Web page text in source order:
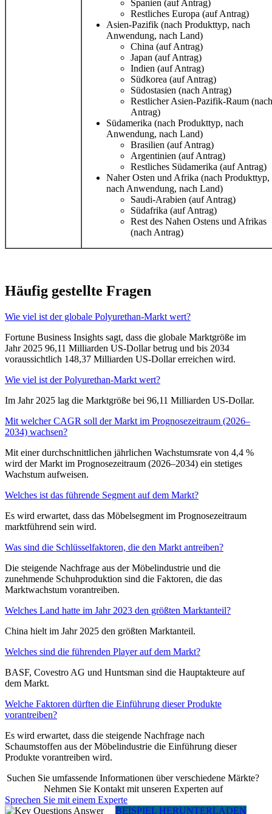
Spanien (auf Antrag)
Restliches Europa (auf Antrag)
Asien-Pazifik (nach Produkttyp, nach
Anwendung, nach Land)
China (auf Antrag)
Japan (auf Antrag)
Indien (auf Antrag)
Südkorea (auf Antrag)
Südostasien (nach Antrag)
Restlicher Asien-Pazifik-Raum (nach
Antrag)
Südamerika (nach Produkttyp, nach
Anwendung, nach Land)
Brasilien (auf Antrag)
Argentinien (auf Antrag)
Restliches Südamerika (auf Antrag)
Naher Osten und Afrika (nach Produkttyp,
nach Anwendung, nach Land)
Saudi-Arabien (auf Antrag)
Südafrika (auf Antrag)
Rest des Nahen Ostens und Afrikas
(nach Antrag)
Häufig gestellte Fragen
Wie viel ist der globale Polyurethan-Markt wert?
Fortune Business Insights sagt, dass die globale Marktgröße im
Jahr 2025 96,11 Milliarden US-Dollar betrug und bis 2034
voraussichtlich 148,37 Milliarden US-Dollar erreichen wird.
Wie viel ist der Polyurethan-Markt wert?
Im Jahr 2025 lag die Marktgröße bei 96,11 Milliarden US-Dollar.
Mit welcher CAGR soll der Markt im Prognosezeitraum (2026–
2034) wachsen?
Mit einer durchschnittlichen jährlichen Wachstumsrate von 4,4 %
wird der Markt im Prognosezeitraum (2026–2034) ein stetiges
Wachstum aufweisen.
Welches ist das führende Segment auf dem Markt?
Es wird erwartet, dass das Möbelsegment im Prognosezeitraum
marktführend sein wird.
Was sind die Schlüsselfaktoren, die den Markt antreiben?
Die steigende Nachfrage aus der Möbelindustrie und die
zunehmende Schuhproduktion sind die Faktoren, die das
Marktwachstum vorantreiben.
Welches Land hatte im Jahr 2023 den größten Marktanteil?
China hielt im Jahr 2025 den größten Marktanteil.
Welches sind die führenden Player auf dem Markt?
BASF, Covestro AG und Huntsman sind die Hauptakteure auf
dem Markt.
Welche Faktoren dürften die Einführung dieser Produkte
vorantreiben?
Es wird erwartet, dass die steigende Nachfrage nach
Schaumstoffen aus der Möbelindustrie die Einführung dieser
Produkte vorantreiben wird.
Suchen Sie umfassende Informationen über verschiedene Märkte?
Nehmen Sie Kontakt mit unseren Experten auf
Sprechen Sie mit einem Experte
BEISPIEL HERUNTERLADEN